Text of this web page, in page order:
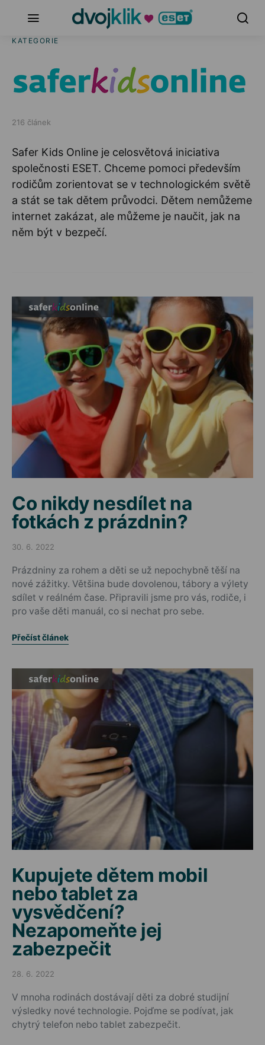
KATEGORIE
216 článek
Safer Kids Online je celosvětová iniciativa
společnosti ESET. Chceme pomoci především
rodičům zorientovat se v technologickém světě
a stát se tak dětem průvodci. Dětem nemůžeme
internet zakázat, ale můžeme je naučit, jak na
něm být v bezpečí.
Co nikdy nesdílet na
fotkách z prázdnin?
Posted on
30. 6. 2022
Prázdniny za rohem a děti se už nepochybně těší na
nové zážitky. Většina bude dovolenou, tábory a výlety
sdílet v reálném čase. Připravili jsme pro vás, rodiče, i
pro vaše děti manuál, co si nechat pro sebe.
Přečíst článek
Kupujete dětem mobil
nebo tablet za
vysvědčení?
Nezapomeňte jej
zabezpečit
Posted on
28. 6. 2022
V mnoha rodinách dostávají děti za dobré studijní
výsledky nové technologie. Pojďme se podívat, jak
chytrý telefon nebo tablet zabezpečit.